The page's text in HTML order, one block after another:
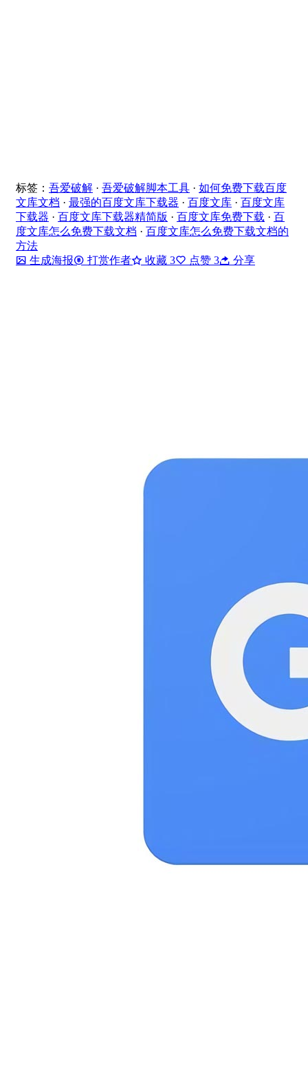
标签： 吾爱破解 · 吾爱破解脚本工具 · 如何免费下载百度
文库文档 · 最强的百度文库下载器 · 百度文库 · 百度文库
下载器 · 百度文库下载器精简版 · 百度文库免费下载 · 百
度文库怎么免费下载文档 · 百度文库怎么免费下载文档的
方法
生成海报
打赏作者 收藏 3 点赞 3 分享